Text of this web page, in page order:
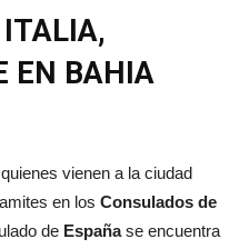
ITALIA,
EN BAHIA
vienen a la ciudad
en los Consulados de
de Españase encuentra